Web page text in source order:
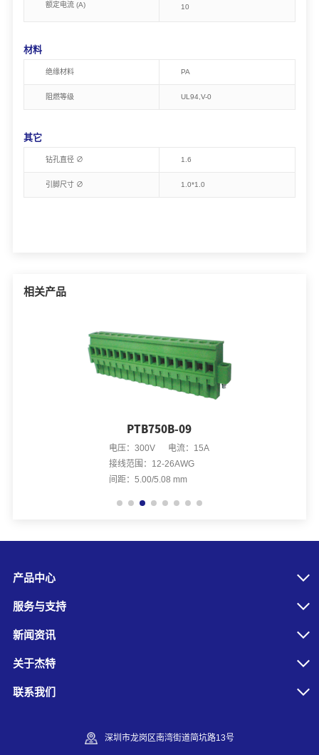
相关产品
PTB750B-09
电压：300V 电流：15A
接线范围：12-26AWG
间距：5.00/5.08 mm
额定电流 (A) 10
材料
绝缘材料 PA
阻燃等级 UL94,V-0
其它
钻孔直径 ∅ 1.6
引脚尺寸 ∅ 1.0*1.0
产品中心
服务与支持
新闻资讯
关于杰特
联系我们
深圳市龙岗区南湾街道简坑路13号